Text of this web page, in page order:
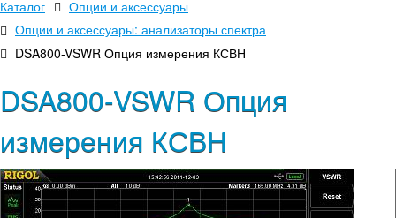
Каталог
Опции и аксессуары
Опции и аксессуары: анализаторы спектра
DSA800-VSWR Опция измерения КСВН
DSA800-VSWR Опция
измерения КСВН